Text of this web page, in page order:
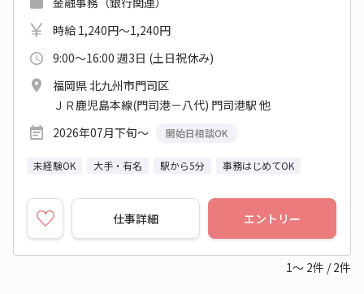
時給 1,240円～1,240円
9:00～16:00 週3日 (土日祝休み)
福岡県 北九州市門司区
ＪＲ鹿児島本線(門司港－八代) 門司港駅 他
2026年07月下旬～
開始日相談OK
未経験OK 大手・有名 駅から5分 事務はじめてOK
仕事詳細 エントリー
1～ 2件 / 2件